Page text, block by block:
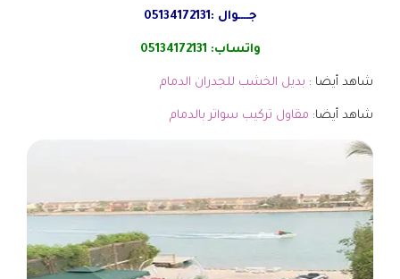
جــــوال :05134172131
واتساب: 05134172131
شاهد أيضا : بديل الخشب للجدران الدمام
شاهد أيضا: مقاول تركيب سواتر بالدمام